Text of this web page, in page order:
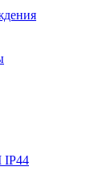
IP44